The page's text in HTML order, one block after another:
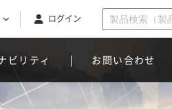
ログイン
ビリティ お問い合わせ